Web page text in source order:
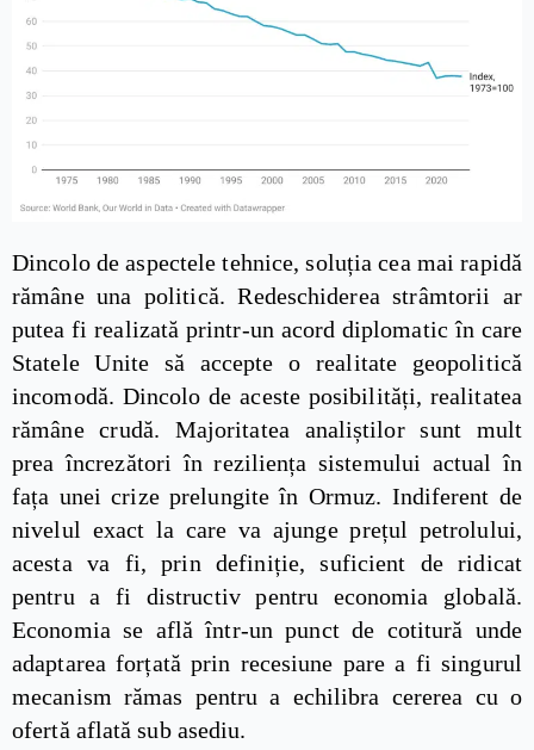
Dincolo de aspectele tehnice, soluția cea mai rapidă
rămâne una politică. Redeschiderea strâmtorii ar
putea fi realizată printr-un acord diplomatic în care
Statele Unite să accepte o realitate geopolitică
incomodă. Dincolo de aceste posibilități, realitatea
rămâne crudă. Majoritatea analiștilor sunt mult
prea încrezători în reziliența sistemului actual în
fața unei crize prelungite în Ormuz. Indiferent de
nivelul exact la care va ajunge prețul petrolului,
acesta va fi, prin definiție, suficient de ridicat
pentru a fi distructiv pentru economia globală.
Economia se află într-un punct de cotitură unde
adaptarea forțată prin recesiune pare a fi singurul
mecanism rămas pentru a echilibra cererea cu o
ofertă aflată sub asediu.